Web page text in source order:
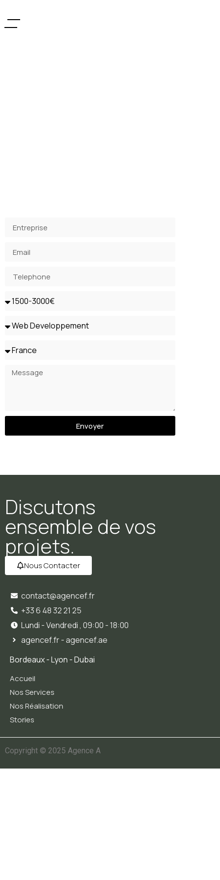
Envoyer
Discutons
ensemble de vos
projets.
Nous Contacter
Accueil
Nos Services
Nos Réalisation
Stories
contact@agencef.fr
+33 6 48 32 21 25
Lundi - Vendredi , 09:00 - 18:00
agencef.fr - agencef.ae
Bordeaux - Lyon - Dubai
Copyright © 2025 Agence A